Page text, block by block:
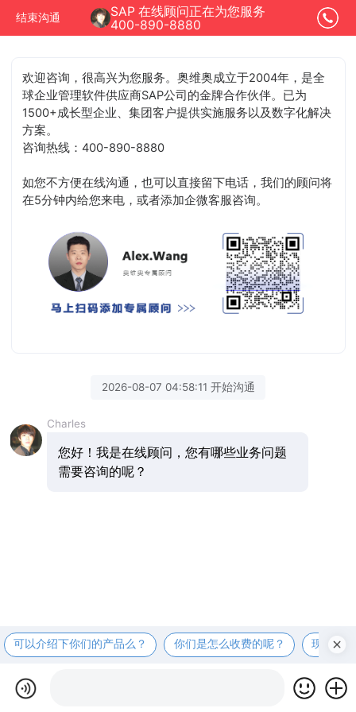
结束沟通
SAP 在线顾问正在为您服务
400-890-8880
欢迎咨询，很高兴为您服务。奥维奥成立于2004年，是全
球企业管理软件供应商SAP公司的金牌合作伙伴。已为
1500+成长型企业、集团客户提供实施服务以及数字化解决
方案。
咨询热线：400-890-8880
如您不方便在线沟通，也可以直接留下电话，我们的顾问将
在5分钟内给您来电，或者添加企微客服咨询。
2026-08-07 04:58:11 开始沟通
Charles
您好！我是在线顾问，您有哪些业务问题
需要咨询的呢？
可以介绍下你们的产品么？ 你们是怎么收费的呢？ 现在有